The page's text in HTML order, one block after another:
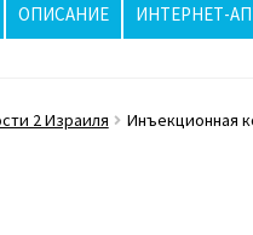
ОПИСАНИЕ ИНТЕРНЕТ-
стриптизерши в
2 Израиля
Инъекционная